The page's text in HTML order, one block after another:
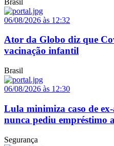
06/08/2026 às 12:32
Ator da Globo diz que
vacinação infantil
Brasil
06/08/2026 às 12:30
Lula minimiza caso de
nunca pediu empréstimo
Segurança